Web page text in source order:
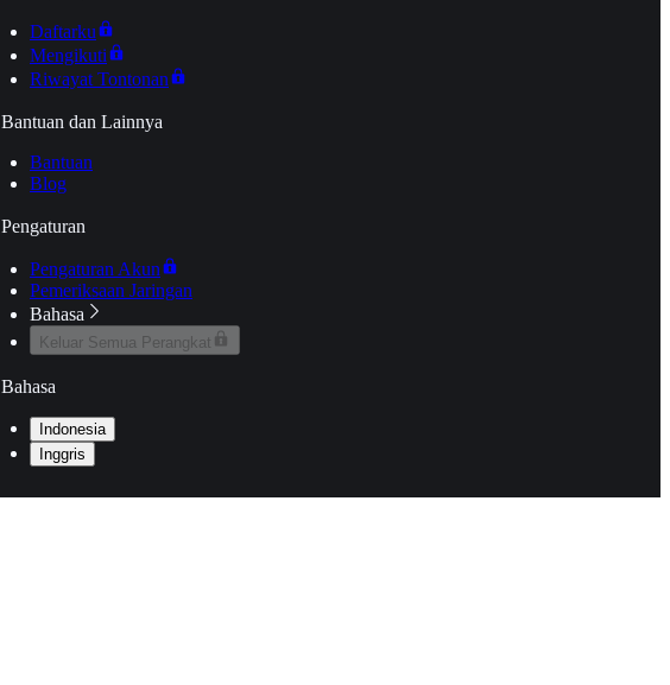
Daftarku
Mengikuti
Riwayat Tontonan
Bantuan dan Lainnya
Bantuan
Blog
Pengaturan
Pengaturan Akun
Pemeriksaan Jaringan
Bahasa
Keluar Semua Perangkat
Bahasa
Indonesia
Inggris